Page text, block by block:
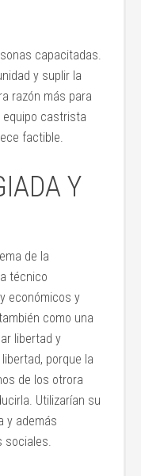
capacitadas.
y suplir la
razón más para
castrista
factible.
Y
de la
técnico
económicos y
como una
libertad y
porque la
de los otrora
Utilizarían su
y además
sociales.